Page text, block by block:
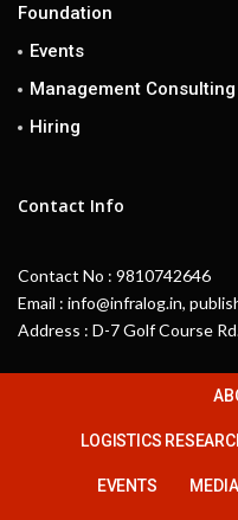
Foundation
Events
Management Consulting
Hiring
Contact Info
Contact No : 9810742646
Email : info@infralog.in,
Address : D-7 Golf Course
LOGISTICS
EVENTS MEDIA